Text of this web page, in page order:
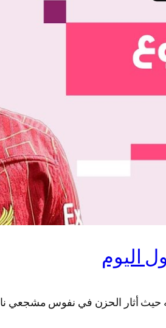
اليوم
حيث أثار الحزن في نفوس